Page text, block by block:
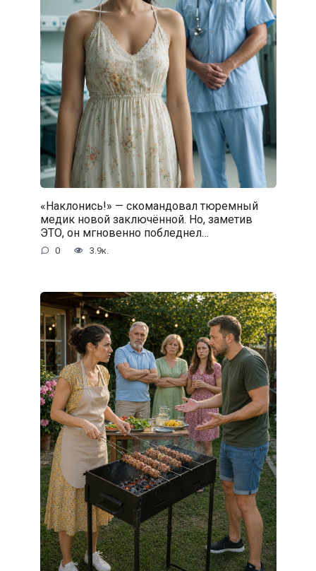
«Наклонись!» — скомандовал тюремный
медик новой заключённой. Но, заметив
ЭТО, он мгновенно побледнел…
0 3.9к.